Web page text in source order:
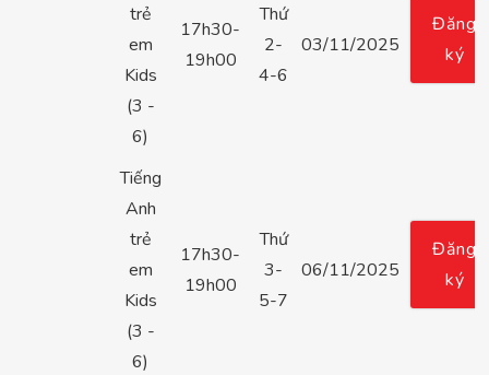
trẻ
em
Kids
(3 -
6)
17h30-
19h00
Thứ
2-
4-6
03/11/2025
Đăng
ký
Tiếng
Anh
trẻ
em
Kids
(3 -
6)
17h30-
19h00
Thứ
3-
5-7
06/11/2025
Đăng
ký